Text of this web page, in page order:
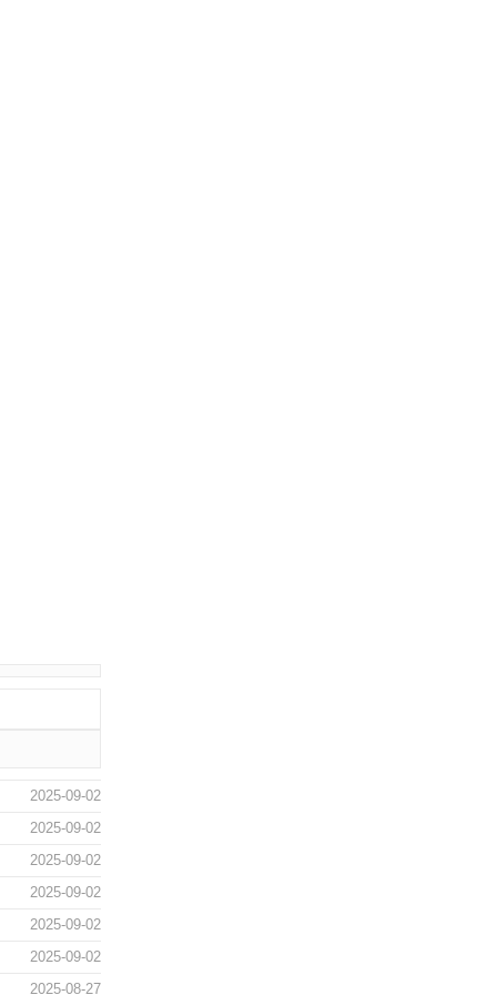
2025-09-02
2025-09-02
2025-09-02
2025-09-02
2025-09-02
2025-09-02
2025-08-27